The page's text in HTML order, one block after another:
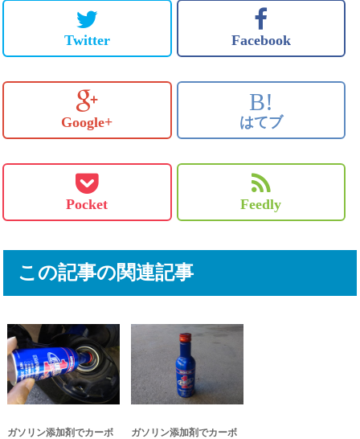
Twitter Facebook
Google+
B!
はてブ
Pocket Feedly
この記事の関連記事
ガソリン添加剤でカーボ
ガソリン添加剤でカーボ